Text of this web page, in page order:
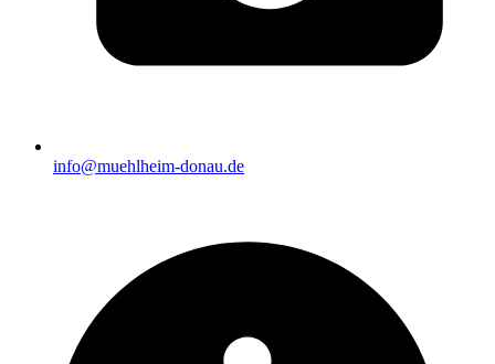
info@muehlheim-donau.de